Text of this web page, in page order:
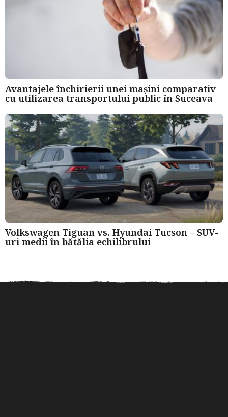
Avantajele închirierii unei mașini comparativ
cu utilizarea transportului public în Suceava
Volkswagen Tiguan vs. Hyundai Tucson – SUV-
uri medii în bătălia echilibrului